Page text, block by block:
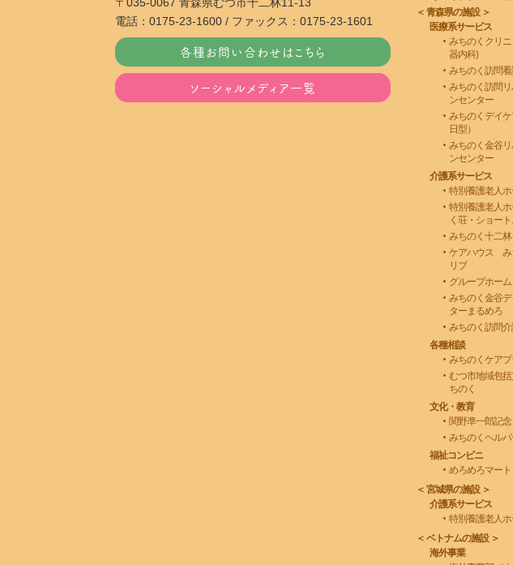
〒035-0067 青森県むつ市十二林11-13
電話：0175-23-1600 / ファックス：0175-23-1601
各種お問い合わせはこちら
ソーシャルメディア一覧
＜ 青森県の施設 ＞
医療系サービス
みちのくクリ
器内科)
みちのく訪問
みちのく訪問
ンセンター
みちのくデイ
日型）
みちのく金谷
ンセンター
介護系サービス
特別養護老人
特別養護老人
く荘・ショー
みちのく十二
ケアハウス み
リブ
グループホー
みちのく金谷
ターまるめろ
みちのく訪問
各種相談
みちのくケア
むつ市地域包
ちのく
文化・教育
関野凖一郎記
みちのくヘル
福祉コンビニ
めろめろマート
＜ 宮城県の施設 ＞
介護系サービス
特別養護老人
＜ ベトナムの施設 ＞
海外事業